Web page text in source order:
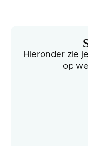
Hieronder zie
op